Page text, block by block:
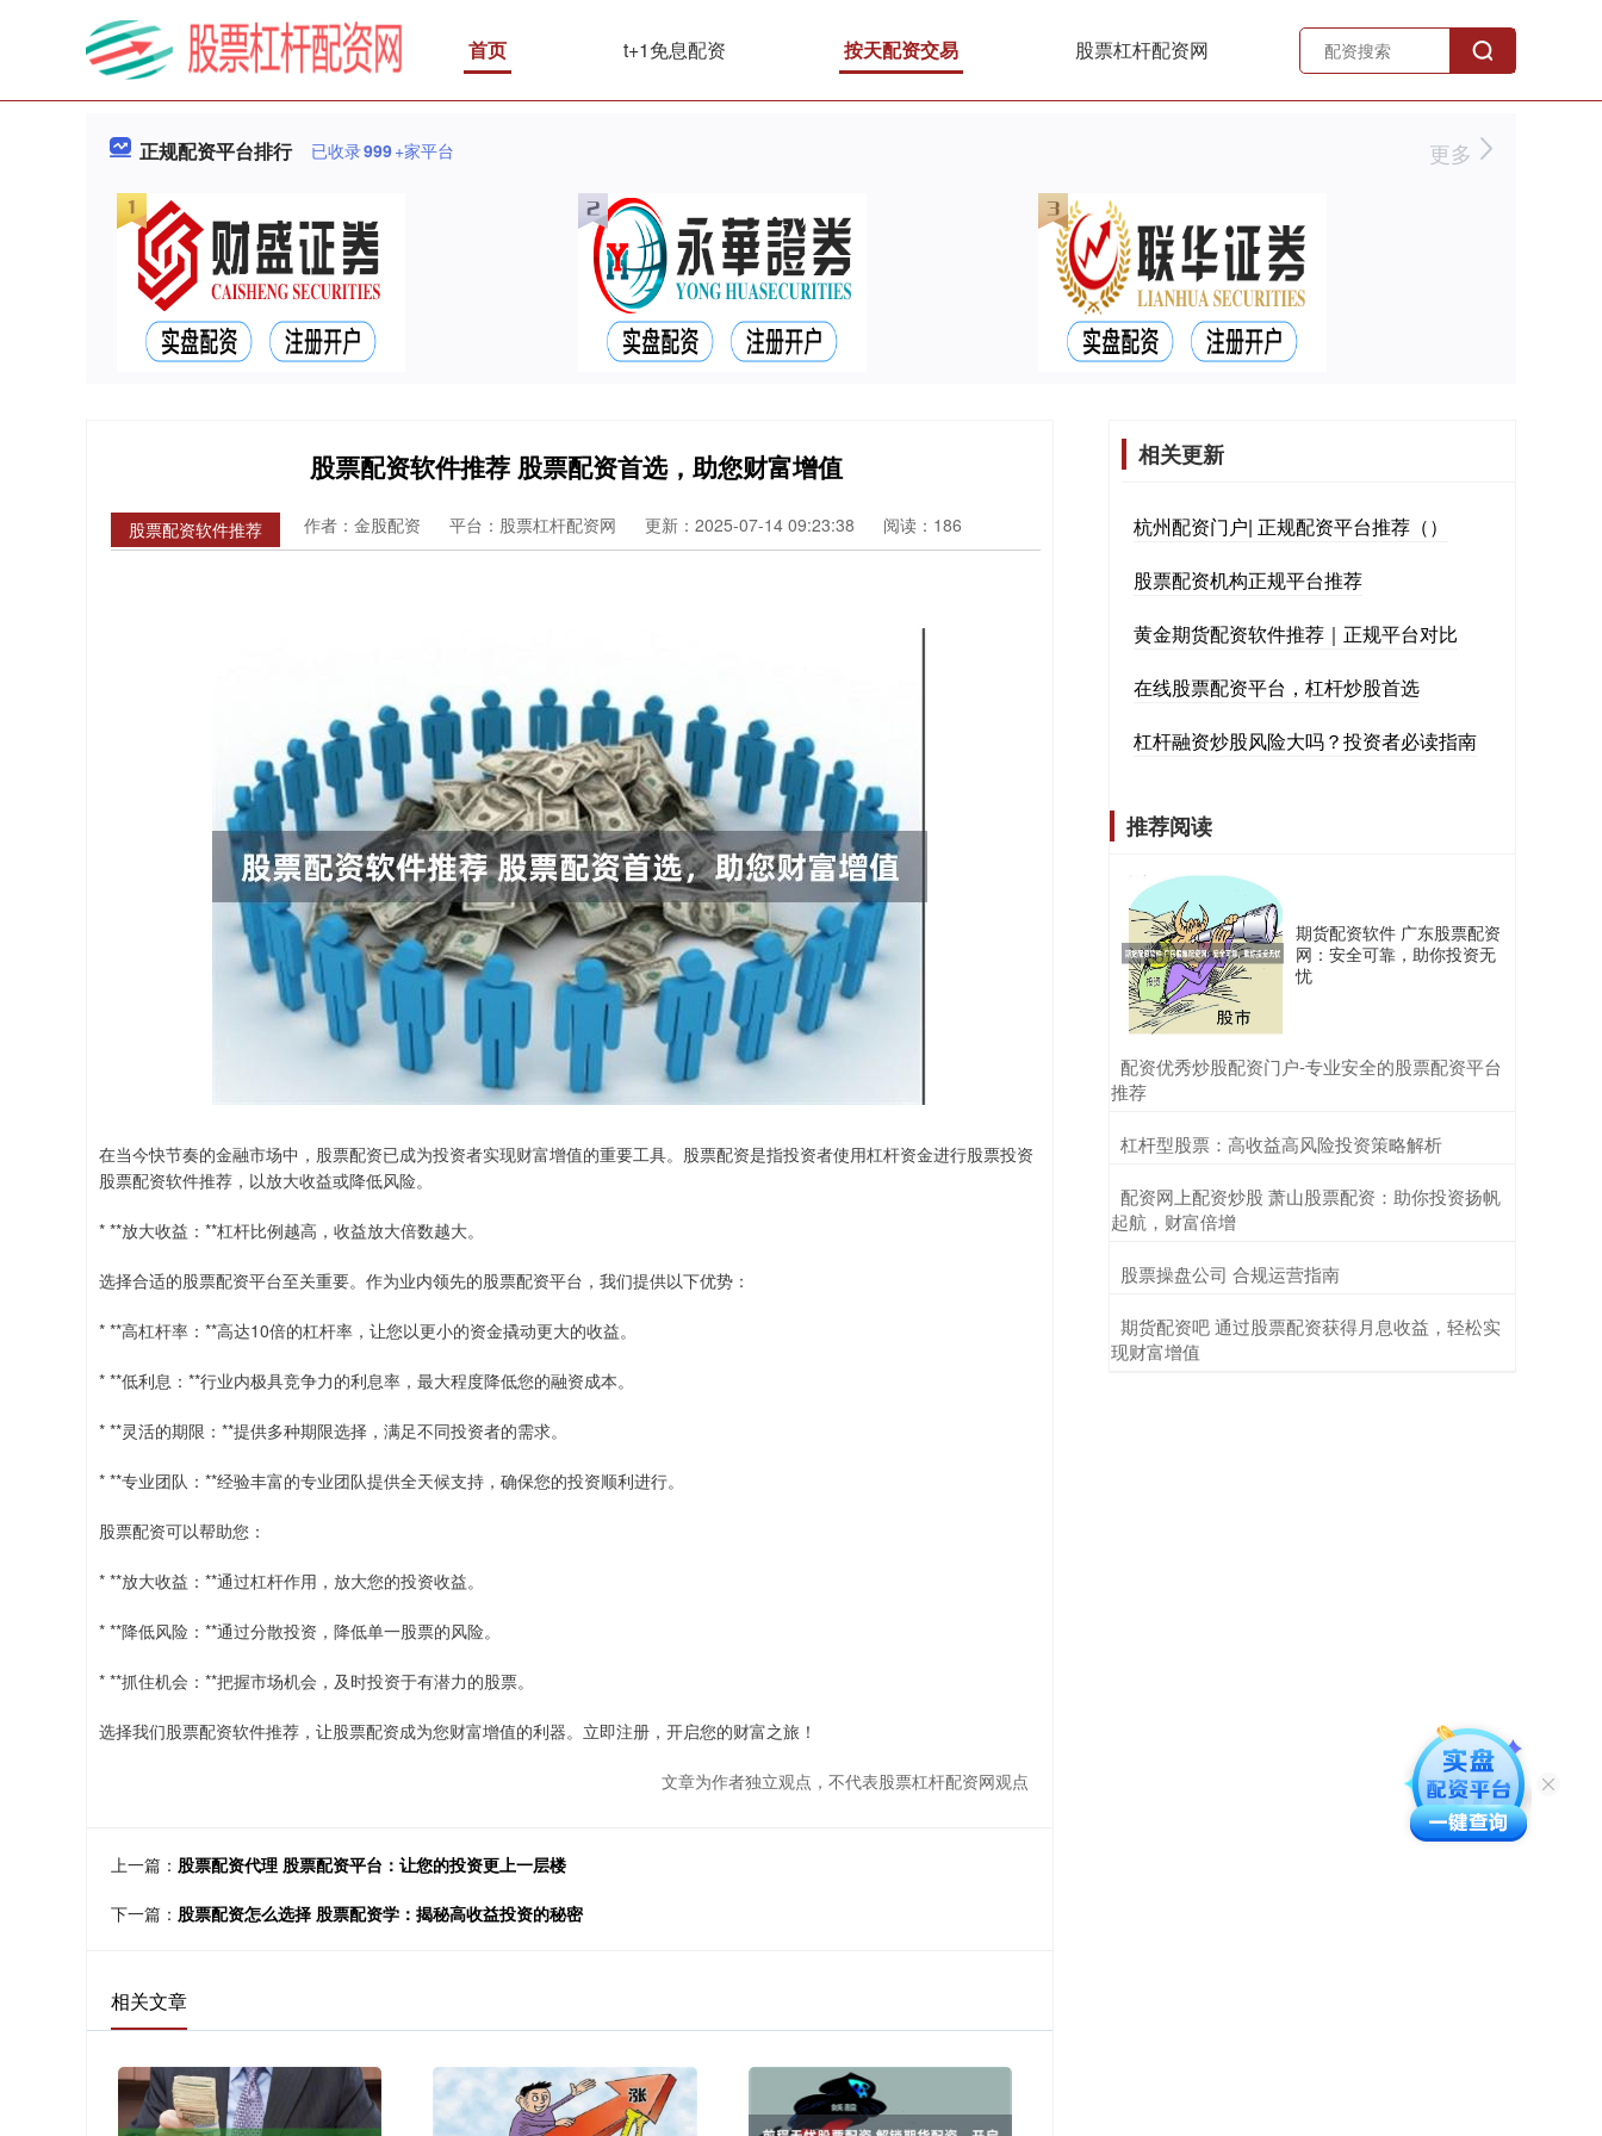
首页 t+1免息配资 按天配资交易 股票杠杆配资网
正规配资平台排行 已收录999+家平台 更多
股票配资软件推荐 股票配资首选，助您财富增值
股票配资软件推荐 作者：金股配资 平台：股票杠杆配资网 更新：2025-07-14 09:23:38 阅读：186
在当今快节奏的金融市场中，股票配资已成为投资者实现财富增值的重要工具。股票配资是指投资者使用杠杆资金进行股票投资
股票配资软件推荐，以放大收益或降低风险。
* **放大收益：**杠杆比例越高，收益放大倍数越大。
选择合适的股票配资平台至关重要。作为业内领先的股票配资平台，我们提供以下优势：
* **高杠杆率：**高达10倍的杠杆率，让您以更小的资金撬动更大的收益。
* **低利息：**行业内极具竞争力的利息率，最大程度降低您的融资成本。
* **灵活的期限：**提供多种期限选择，满足不同投资者的需求。
* **专业团队：**经验丰富的专业团队提供全天候支持，确保您的投资顺利进行。
股票配资可以帮助您：
* **放大收益：**通过杠杆作用，放大您的投资收益。
* **降低风险：**通过分散投资，降低单一股票的风险。
* **抓住机会：**把握市场机会，及时投资于有潜力的股票。
选择我们股票配资软件推荐，让股票配资成为您财富增值的利器。立即注册，开启您的财富之旅！
文章为作者独立观点，不代表股票杠杆配资网观点
上一篇： 股票配资代理 股票配资平台：让您的投资更上一层楼
下一篇： 股票配资怎么选择 股票配资学：揭秘高收益投资的秘密
相关文章
相关更新
杭州配资门户| 正规配资平台推荐（）
股票配资机构正规平台推荐
黄金期货配资软件推荐｜正规平台对比
在线股票配资平台，杠杆炒股首选
杠杆融资炒股风险大吗？投资者必读指南
推荐阅读
期货配资软件 广东股票配资
网：安全可靠，助你投资无
忧
​配资优秀炒股配资门户-专业安全的股票配资平台
推荐
​杠杆型股票：高收益高风险投资策略解析
​配资网上配资炒股 萧山股票配资：助你投资扬帆
起航，财富倍增
​股票操盘公司 合规运营指南
​期货配资吧 通过股票配资获得月息收益，轻松实
现财富增值